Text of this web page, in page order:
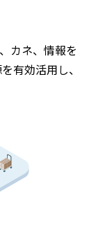
カネ、情報を
有効活用し、